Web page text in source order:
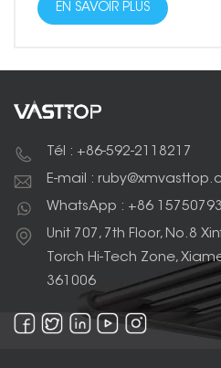
EN SAVOIR PLUS
Tél : +86-592-2118217
E-mail :
WhatsApp : +86
Unit 707, 7th Floor, No.8
Torch Hi-Tech Zone,
361006